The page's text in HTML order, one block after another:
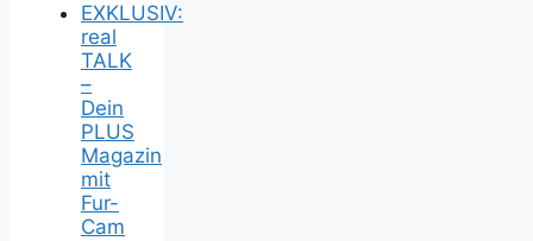
EXKLUSIV:
real
TALK
–
Dein
PLUS
Magazin
mit
Fur-
Cam